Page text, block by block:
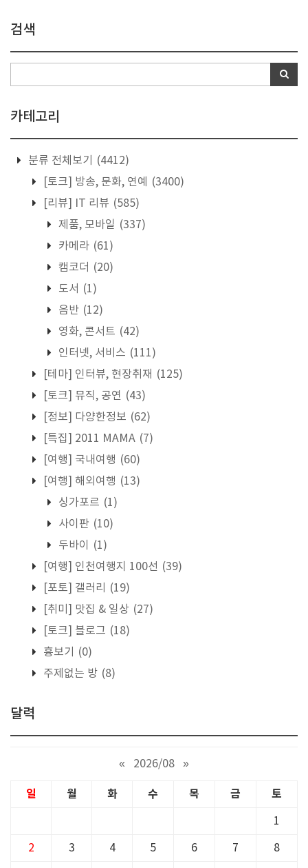
검색
카테고리
분류 전체보기
(4412)
[토크] 방송, 문화, 연예
(3400)
[리뷰] IT 리뷰 (585)
제품, 모바일 (337)
카메라 (61)
캠코더 (20)
도서 (1)
음반 (12)
영화, 콘서트 (42)
인터넷, 서비스 (111)
[테마] 인터뷰, 현장취재 (125)
[토크] 뮤직, 공연 (43)
[정보] 다양한정보 (62)
[특집] 2011 MAMA (7)
[여행] 국내여행 (60)
[여행] 해외여행 (13)
싱가포르 (1)
사이판 (10)
두바이
(1)
[여행] 인천여행지 100선 (39)
[포토] 갤러리
(19)
[취미] 맛집 & 일상 (27)
[토크] 블로그 (18)
흉보기
(0)
주제없는 방 (8)
달력
« 2026/08 »
일 월 화 수 목 금 토
1
2 3 4 5 6 7 8